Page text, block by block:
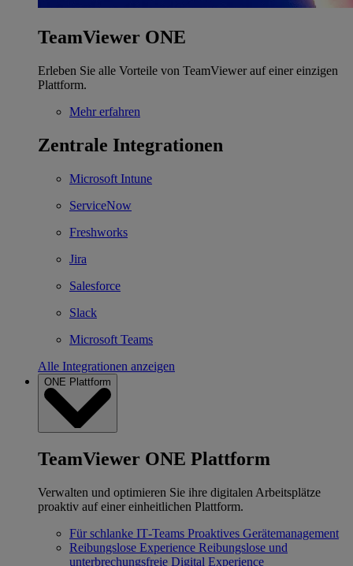
TeamViewer ONE
Erleben Sie alle Vorteile von TeamViewer auf einer einzigen
Plattform.
Mehr erfahren
Zentrale Integrationen
Microsoft Intune
ServiceNow
Freshworks
Jira
Salesforce
Slack
Microsoft Teams
Alle Integrationen anzeigen
ONE Plattform
TeamViewer ONE Plattform
Verwalten und optimieren Sie ihre digitalen Arbeitsplätze
proaktiv auf einer einheitlichen Plattform.
Für schlanke IT‐Teams Proaktives Gerätemanagement
Reibungslose Experience Reibungslose und
unterbrechungsfreie Digital Experience